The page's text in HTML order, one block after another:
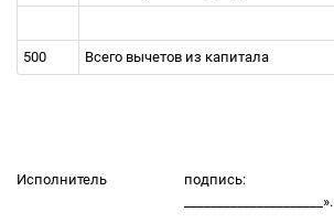
500 Всего вычетов из капитала
Исполнитель
подпись:
_____________________».